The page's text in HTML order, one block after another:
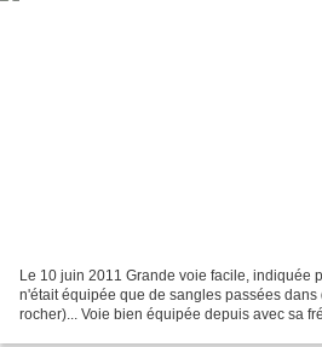
Le 10 juin 2011 Grande voie facile, indiquée
n'était équipée que de sangles passées
rocher)... Voie bien équipée depuis avec sa